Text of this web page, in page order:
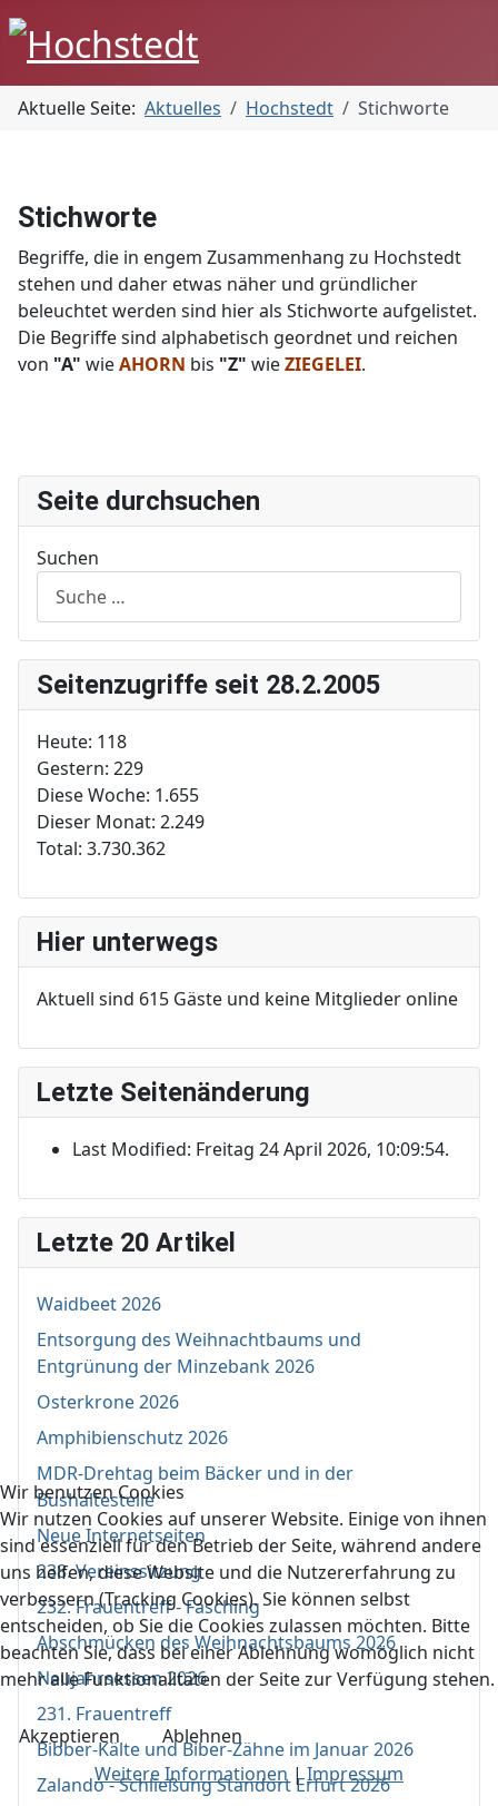
Aktuelle Seite: Aktuelles Hochstedt Stichworte
Stichworte
Begriffe, die in engem Zusammenhang zu Hochstedt
stehen und daher etwas näher und gründlicher
beleuchtet werden sind hier als Stichworte aufgelistet.
Die Begriffe sind alphabetisch geordnet und reichen
von "A" wieAHORN bis "Z" wieZIEGELEI.
Seite durchsuchen
Suchen
Seitenzugriffe seit 28.2.2005
Heute: 118
Gestern: 229
Diese Woche: 1.655
Dieser Monat: 2.249
Total: 3.730.362
Hier unterwegs
Aktuell sind 615 Gäste und keine Mitglieder online
Letzte Seitenänderung
Last Modified: Freitag 24 April 2026, 10:09:54.
Letzte 20 Artikel
Waidbeet 2026
Entsorgung des Weihnachtbaums und
Entgrünung der Minzebank 2026
Osterkrone 2026
Amphibienschutz 2026
MDR-Drehtag beim Bäcker und in der
Bushaltestelle
Neue Internetseiten
238. Vereinssitzung
232. Frauentreff - Fasching
Abschmücken des Weihnachtsbaums 2026
Neujahrsessen 2026
231. Frauentreff
Bibber-Kälte und Biber-Zähne im Januar 2026
Zalando - Schließung Standort Erfurt 2026
Wir benutzen Cookies
Wir nutzen Cookies auf unserer Website. Einige von ihnen
sind essenziell für den Betrieb der Seite, während andere
uns helfen, diese Website und die Nutzererfahrung zu
verbessern (Tracking Cookies). Sie können selbst
entscheiden, ob Sie die Cookies zulassen möchten. Bitte
beachten Sie, dass bei einer Ablehnung womöglich nicht
mehr alle Funktionalitäten der Seite zur Verfügung stehen.
Akzeptieren
Ablehnen
Weitere Informationen |Impressum